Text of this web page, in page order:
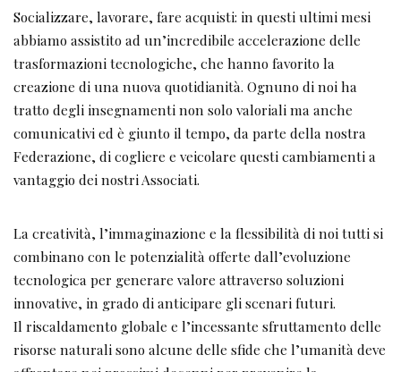
Socializzare, lavorare, fare acquisti: in questi ultimi mesi
abbiamo assistito ad un’incredibile accelerazione delle
trasformazioni tecnologiche, che hanno favorito la
creazione di una nuova quotidianità. Ognuno di noi ha
tratto degli insegnamenti non solo valoriali ma anche
comunicativi ed è giunto il tempo, da parte della nostra
Federazione, di cogliere e veicolare questi cambiamenti a
vantaggio dei nostri Associati.
La creatività, l’immaginazione e la flessibilità di noi tutti si
combinano con le potenzialità offerte dall’evoluzione
tecnologica per generare valore attraverso soluzioni
innovative, in grado di anticipare gli scenari futuri.
Il riscaldamento globale e l’incessante sfruttamento delle
risorse naturali sono alcune delle sfide che l’umanità deve